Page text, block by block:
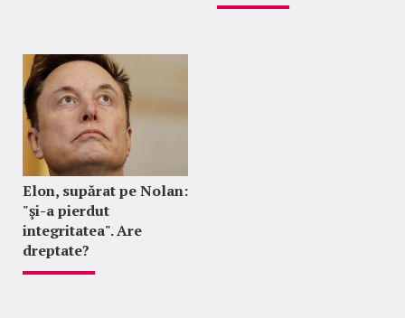
Elon, supărat pe Nolan:
"şi-a pierdut
integritatea". Are
dreptate?